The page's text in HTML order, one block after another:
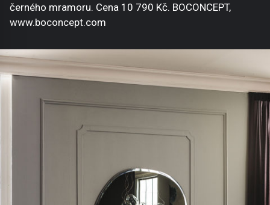
černého mramoru. Cena 10 790 Kč. BOCONCEPT,
www.boconcept.com